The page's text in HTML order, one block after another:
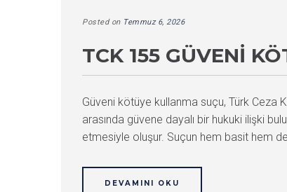
Posted on Temmuz 6, 2026
TCK 155 GÜVENI
Güveni kötüye kullanma suçu, Türk Ceza
arasında güvene dayalı bir hukuki ilişki
etmesiyle oluşur. Suçun hem basit hem
DEVAMINI OKU